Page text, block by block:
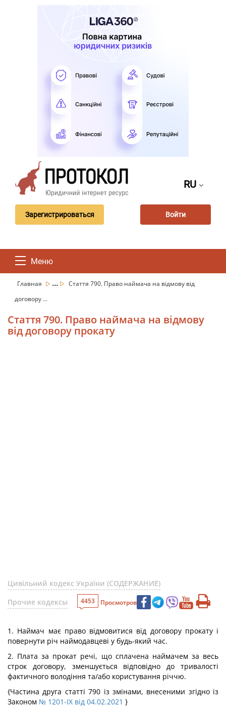
RU
Зарегистрироваться Войти
Меню
Главная ...
Стаття 790. Право наймача на відмову від
договору ...
Стаття 790. Право наймача на відмову
від договору прокату
Цивільний кодекс України (СОДЕРЖАНИЕ)
Прочие кодексы
4453 Просмотров
1. Наймач має право відмовитися від договору прокату і
повернути річ наймодавцеві у будь-який час.
2. Плата за прокат речі, що сплачена наймачем за весь
строк договору, зменшується відповідно до тривалості
фактичного володіння та/або користування річчю.
{Частина друга статті 790 із змінами, внесеними згідно із
Законом № 1201-IX від 04.02.2021 }